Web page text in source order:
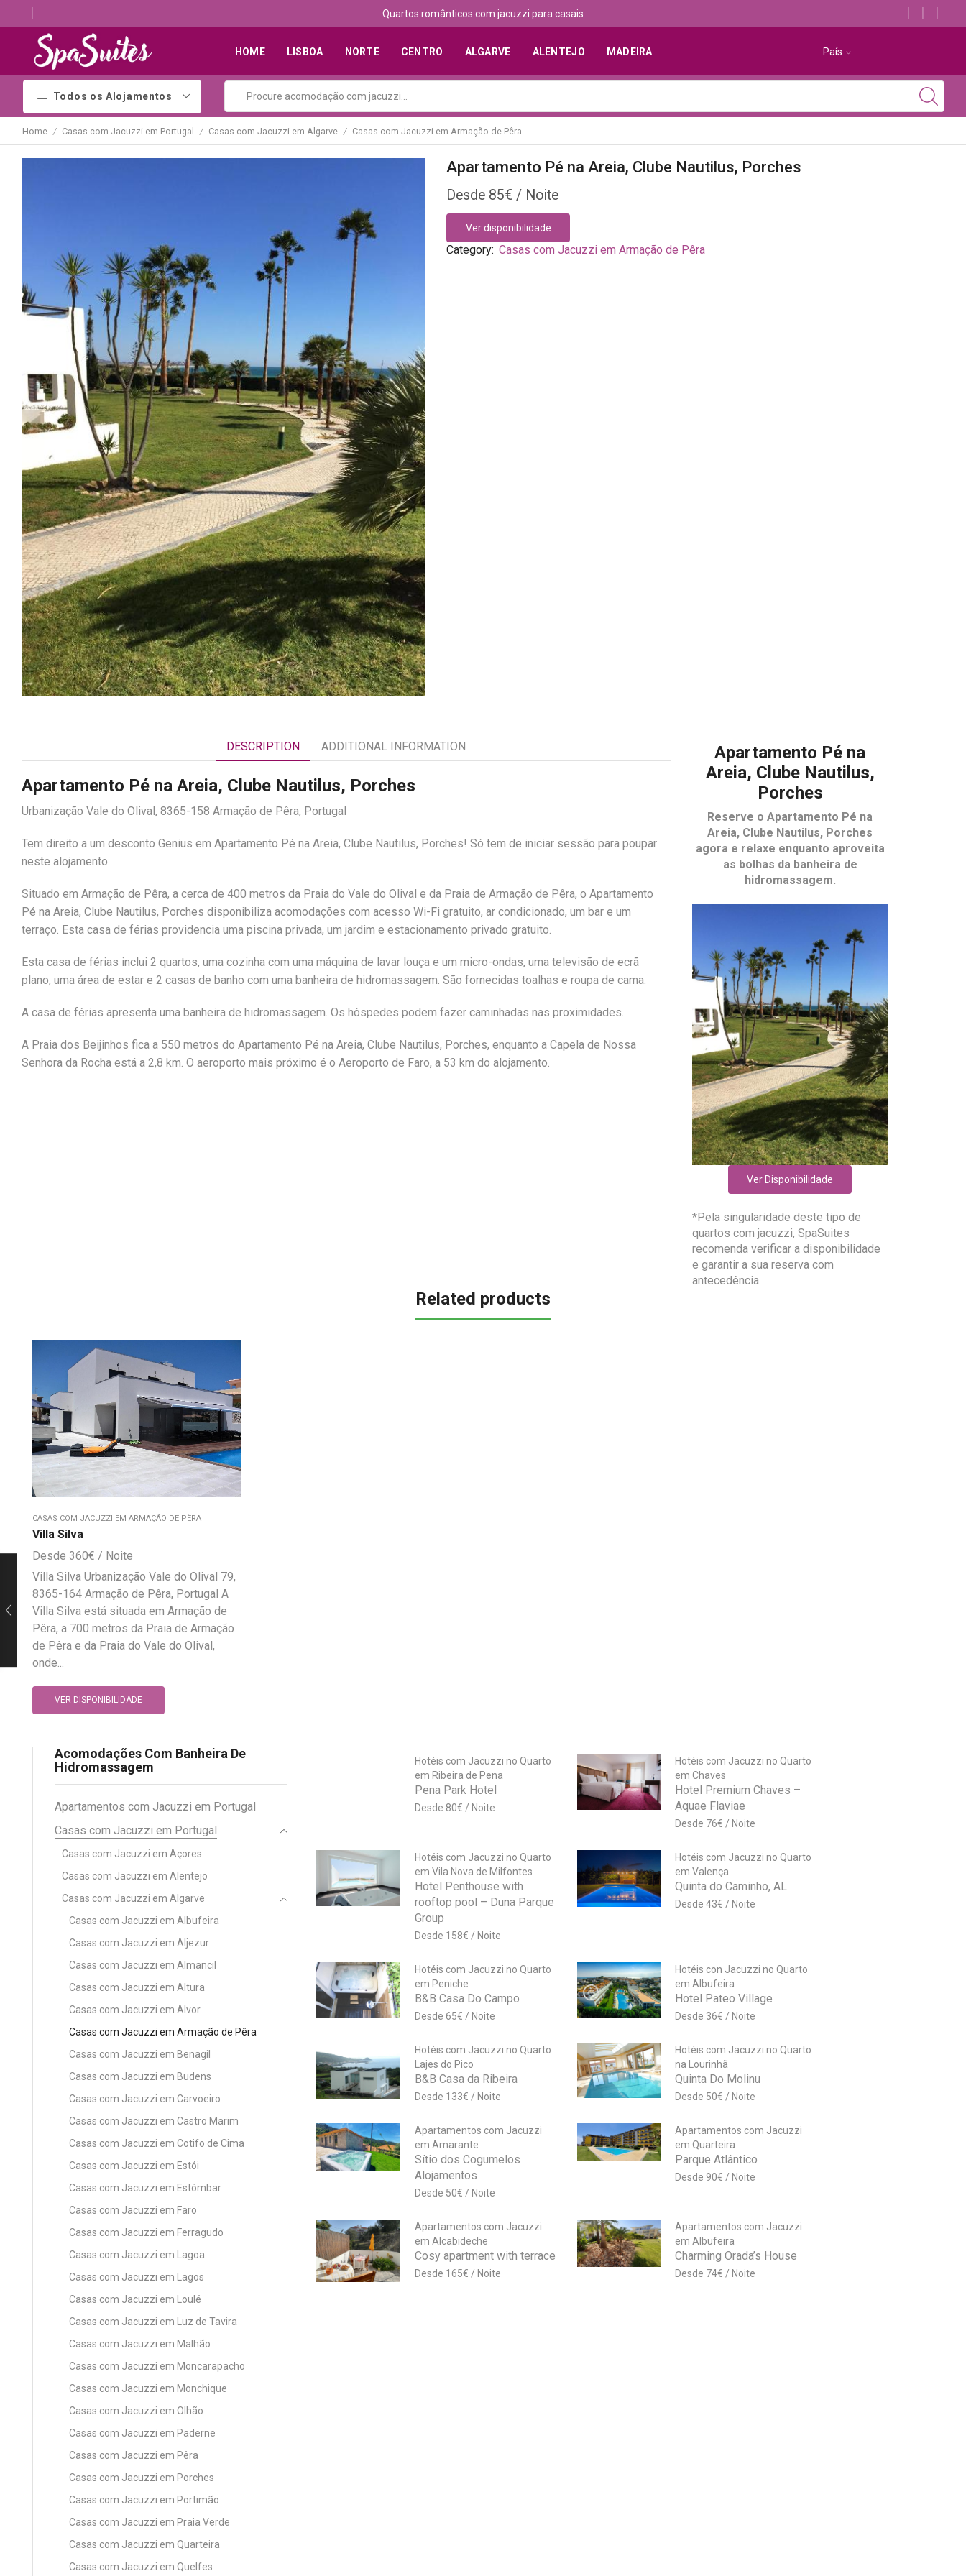
Quartos românticos com jacuzzi para casais
HOME LISBOA NORTE CENTRO ALGARVE ALENTEJO MADEIRA País
Todos os Alojamentos
Home / Casas com Jacuzzi em Portugal / Casas com Jacuzzi em Algarve / Casas com Jacuzzi em Armação de Pêra
Apartamento Pé na Areia, Clube Nautilus, Porches
85€
Ver disponibilidade
Category: Casas com Jacuzzi em Armação de Pêra
DESCRIPTION ADDITIONAL INFORMATION
Apartamento Pé na Areia, Clube Nautilus, Porches
Urbanização Vale do Olival, 8365-158 Armação de Pêra, Portugal
Tem direito a um desconto Genius em Apartamento Pé na Areia, Clube Nautilus, Porches! Só tem de iniciar sessão para poupar
neste alojamento.
Situado em Armação de Pêra, a cerca de 400 metros da Praia do Vale do Olival e da Praia de Armação de Pêra, o Apartamento
Pé na Areia, Clube Nautilus, Porches disponibiliza acomodações com acesso Wi-Fi gratuito, ar condicionado, um bar e um
terraço. Esta casa de férias providencia uma piscina privada, um jardim e estacionamento privado gratuito.
Esta casa de férias inclui 2 quartos, uma cozinha com uma máquina de lavar louça e um micro-ondas, uma televisão de ecrã
plano, uma área de estar e 2 casas de banho com uma banheira de hidromassagem. São fornecidas toalhas e roupa de cama.
A casa de férias apresenta uma banheira de hidromassagem. Os hóspedes podem fazer caminhadas nas proximidades.
A Praia dos Beijinhos fica a 550 metros do Apartamento Pé na Areia, Clube Nautilus, Porches, enquanto a Capela de Nossa
Senhora da Rocha está a 2,8 km. O aeroporto mais próximo é o Aeroporto de Faro, a 53 km do alojamento.
Apartamento Pé na
Areia, Clube Nautilus,
Porches
Reserve oApartamento Pé na
Areia, Clube Nautilus, Porches
agora e relaxe enquanto aproveita
as bolhas da banheira de
hidromassagem.
Ver Disponibilidade
*Pela singularidade deste tipo de
quartos com jacuzzi, SpaSuites
recomenda verificar a disponibilidade
e garantir a sua reserva com
antecedência.
Related products
CASAS COM JACUZZI EM ARMAÇÃO DE PÊRA
Villa Silva
360€
Villa Silva Urbanização Vale do Olival 79,
8365-164 Armação de Pêra, Portugal A
Villa Silva está situada em Armação de
Pêra, a 700 metros da Praia de Armação
de Pêra e da Praia do Vale do Olival,
onde...
VER DISPONIBILIDADE
Acomodações Com Banheira De
Hidromassagem
Apartamentos com Jacuzzi em Portugal
Casas com Jacuzzi em Portugal
Casas com Jacuzzi em Açores
Casas com Jacuzzi em Alentejo
Casas com Jacuzzi em Algarve
Casas com Jacuzzi em Albufeira
Casas com Jacuzzi em Aljezur
Casas com Jacuzzi em Almancil
Casas com Jacuzzi em Altura
Casas com Jacuzzi em Alvor
Casas com Jacuzzi em Armação de Pêra
Casas com Jacuzzi em Benagil
Casas com Jacuzzi em Budens
Casas com Jacuzzi em Carvoeiro
Casas com Jacuzzi em Castro Marim
Casas com Jacuzzi em Cotifo de Cima
Casas com Jacuzzi em Estói
Casas com Jacuzzi em Estômbar
Casas com Jacuzzi em Faro
Casas com Jacuzzi em Ferragudo
Casas com Jacuzzi em Lagoa
Casas com Jacuzzi em Lagos
Casas com Jacuzzi em Loulé
Casas com Jacuzzi em Luz de Tavira
Casas com Jacuzzi em Malhão
Casas com Jacuzzi em Moncarapacho
Casas com Jacuzzi em Monchique
Casas com Jacuzzi em Olhão
Casas com Jacuzzi em Paderne
Casas com Jacuzzi em Pêra
Casas com Jacuzzi em Porches
Casas com Jacuzzi em Portimão
Casas com Jacuzzi em Praia Verde
Casas com Jacuzzi em Quarteira
Casas com Jacuzzi em Quelfes
Hotéis com Jacuzzi no Quarto
em Ribeira de Pena
Pena Park Hotel
80€
Hotéis com Jacuzzi no Quarto
em Chaves
Hotel Premium Chaves –
Aquae Flaviae
76€
Hotéis com Jacuzzi no Quarto
em Vila Nova de Milfontes
Hotel Penthouse with
rooftop pool – Duna Parque
Group
158€
Hotéis com Jacuzzi no Quarto
em Valença
Quinta do Caminho, AL
43€
Hotéis com Jacuzzi no Quarto
em Peniche
B&B Casa Do Campo
65€
Hotéis con Jacuzzi no Quarto
em Albufeira
Hotel Pateo Village
36€
Hotéis com Jacuzzi no Quarto
Lajes do Pico
B&B Casa da Ribeira
133€
Hotéis com Jacuzzi no Quarto
na Lourinhã
Quinta Do Molinu
50€
Apartamentos com Jacuzzi
em Amarante
Sítio dos Cogumelos
Alojamentos
50€
Apartamentos com Jacuzzi
em Quarteira
Parque Atlântico
90€
Apartamentos com Jacuzzi
em Alcabideche
Cosy apartment with terrace
165€
Apartamentos com Jacuzzi
em Albufeira
Charming Orada’s House
74€